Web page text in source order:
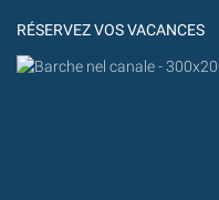
RÉSERVEZ VOS VACANCES